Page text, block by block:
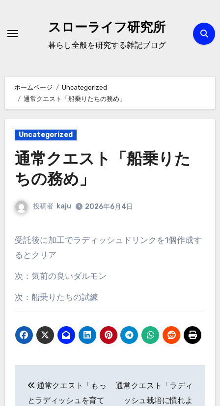
スローライフ研究所
暮らし全般を研究する雑記ブログ
ホームページ
Uncategorized
通常クエスト「船乗りたちの務め」
Uncategorized
通常クエスト「船乗りた
ちの務め」
投稿者 kaju 2026年6月4日
受託後に加工でラディッシュドリンクを1個作成す
るとクリア
次：気前の良いダルモン
次：船乗りたちの試練
稿
通常クエスト「もっ
とラディッシュを育て
通常クエスト「ラディ
ッシュ栽培に慣れよ